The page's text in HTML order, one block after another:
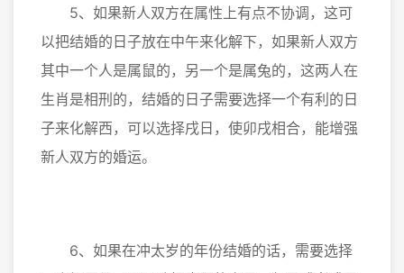
5、如果新人双方在属性上有点不协调，这可
以把结婚的日子放在中午来化解下，如果新人双方
其中一个人是属鼠的，另一个是属兔的，这两人在
生肖是相刑的，结婚的日子需要选择一个有利的日
子来化解西，可以选择戌日，使卯戌相合，能增强
新人双方的婚运。
6、如果在冲太岁的年份结婚的话，需要选择